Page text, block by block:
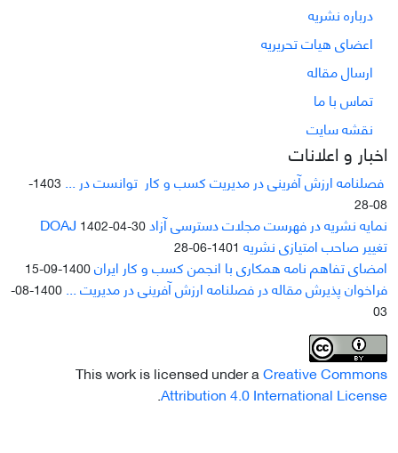
درباره نشریه
اعضای هیات تحریریه
ارسال مقاله
تماس با ما
نقشه سایت
اخبار و اعلانات
فصلنامه ارزش آفرینی در مدیریت کسب و کار توانست در ...
1403-
08-28
نمایه نشریه در فهرست مجلات دسترسی آزاد DOAJ1402-04-30
تغییر صاحب امتیازی نشریه 1401-06-28
امضای تفاهم نامه همکاری با انجمن کسب و کار ایران1400-09-15
فراخوان پذیرش مقاله در فصلنامه ارزش آفرینی در مدیریت ...
1400-08-
03
This work is licensed under aCreative Commons
Attribution 4.0 International License
.